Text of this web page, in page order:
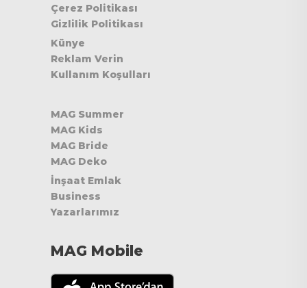
Çerez Politikası
Gizlilik Politikası
Künye
Reklam Verin
Kullanım Koşulları
MAG Summer
MAG Kids
MAG Bride
MAG Deko
İnşaat Emlak
Business
Yazarlarımız
MAG Mobile